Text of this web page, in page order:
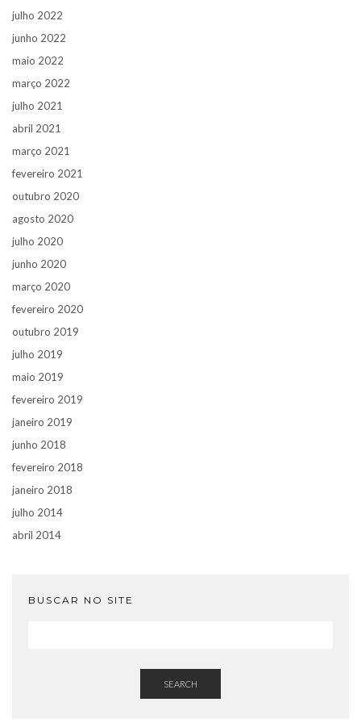
julho 2022
junho 2022
maio 2022
março 2022
julho 2021
abril 2021
março 2021
fevereiro 2021
outubro 2020
agosto 2020
julho 2020
junho 2020
março 2020
fevereiro 2020
outubro 2019
julho 2019
maio 2019
fevereiro 2019
janeiro 2019
junho 2018
fevereiro 2018
janeiro 2018
julho 2014
abril 2014
BUSCAR NO SITE
SEARCH